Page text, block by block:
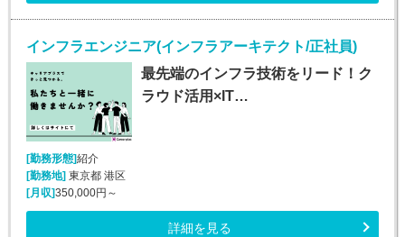
インフラエンジニア(インフラアーキテクト/正社員)
最先端のインフラ技術をリード！ク
ラウド活用×IT…
[勤務形態]紹介
[勤務地]東京都 港区
[月収]350,000円～
詳細を見る